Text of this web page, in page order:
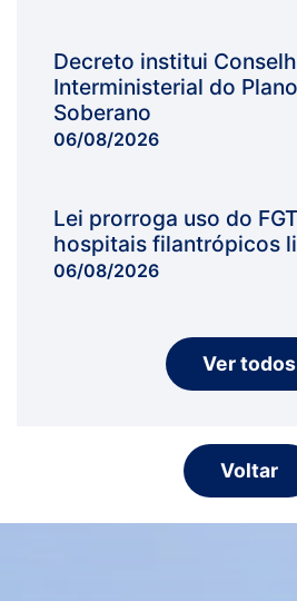
Decreto institui
Interministerial do
Soberano
06/08/2026
Lei prorroga uso do
hospitais filantrópicos
06/08/2026
Ver todos
Voltar